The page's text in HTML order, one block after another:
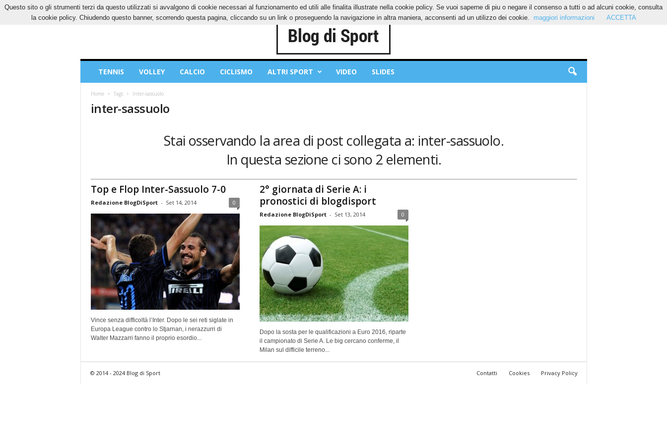
SABATO, 8 AGOSTO 2026 CONTATTI COOKIES PRIVACY POLICY
Sport
TENNIS VOLLEY CALCIO CICLISMO ALTRI SPORT VIDEO SLIDES
Home Tags Inter-sassuolo
inter-sassuolo
Stai osservando la area di post collegata a: inter-sassuolo.
In questa sezione ci sono 2 elementi.
Top e Flop Inter-Sassuolo 7-0
Redazione BlogDiSport - Set 14, 2014 0
Vince senza difficoltà l’Inter. Dopo le sei reti siglate in
Europa League contro lo Stjarnan, i nerazzurri di
Walter Mazzarri fanno il proprio esordio...
2° giornata di Serie A: i
pronostici di blogdisport
Redazione BlogDiSport - Set 13, 2014 0
Dopo la sosta per le qualificazioni a Euro 2016, riparte
il campionato di Serie A. Le big cercano conferme, il
Milan sul difficile terreno...
Contatti Cookies Privacy Policy
© 2014 - 2024 Blog di Sport
Questo sito o gli strumenti terzi da questo utilizzati si avvalgono di cookie necessari al funzionamento ed utili alle finalita illustrate nella cookie policy. Se vuoi saperne di piu o negare il consenso a tutti o ad alcuni cookie, consulta
la cookie policy. Chiudendo questo banner, scorrendo questa pagina, cliccando su un link o proseguendo la navigazione in altra maniera, acconsenti ad un utilizzo dei cookie.
maggiori informazioni ACCETTA